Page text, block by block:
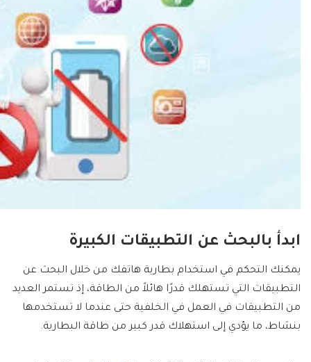
ابدأ بالبحث عن التطبيقات الكبيرة
يمكنك التحكم في استخدام بطارية هاتفك من خلال البحث عن
التطبيقات التي تستهلك قدرًا هائلاً من الطاقة، إذ تستمر العديد
من التطبيقات في العمل في الخلفية حتى عندما لا تستخدمها
بنشاط، ما يؤدي إلى استهلاك قدر كبير من طاقة البطارية.